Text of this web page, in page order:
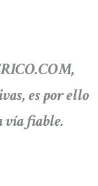
es por ello
vía fiable.